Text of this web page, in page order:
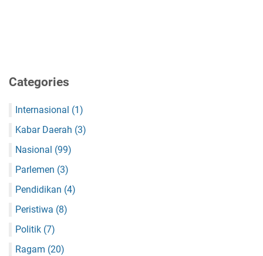
Categories
Internasional (1)
Kabar Daerah (3)
Nasional (99)
Parlemen (3)
Pendidikan (4)
Peristiwa (8)
Politik (7)
Ragam (20)